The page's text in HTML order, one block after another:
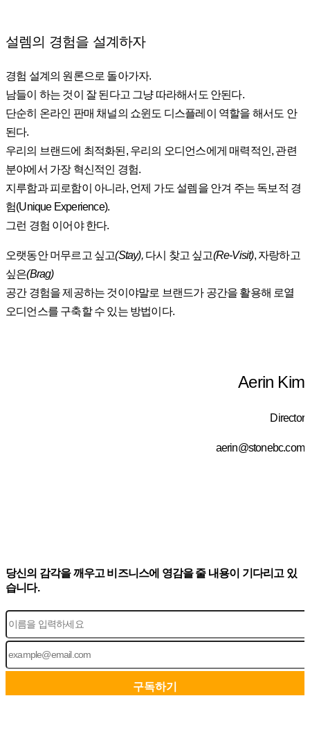
설렘의 경험을 설계하자
경험 설계의 원론으로 돌아가자.
남들이 하는 것이 잘 된다고 그냥 따라해서도 안된다.
단순히 온라인 판매 채널의 쇼윈도 디스플레이 역할을 해서도 안
된다.
우리의 브랜드에 최적화된, 우리의 오디언스에게 매력적인, 관련
분야에서 가장 혁신적인 경험.
지루함과 피로함이 아니라, 언제 가도 설렘을 안겨 주는 독보적 경
험(Unique Experience).
그런 경험 이어야 한다.
오랫동안 머무르고 싶고(Stay),다시 찾고 싶고(Re-Visit), 자랑하고
싶은(Brag)
공간 경험을 제공하는 것이야말로 브랜드가 공간을 활용해 로열
오디언스를 구축할 수 있는 방법이다.
Aerin Kim
Director
aerin@stonebc.com
당신의 감각을 깨우고 비즈니스에 영감을 줄 내용이 기다리고 있
습니다.